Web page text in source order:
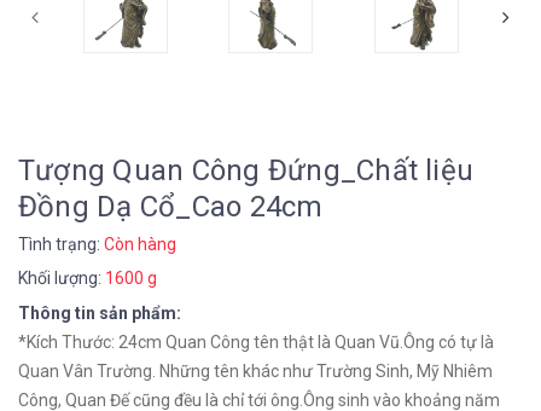
Tượng Quan Công Đứng_Chất liệu
Đồng Dạ Cổ_Cao 24cm
Tình trạng: Còn hàng
Khối lượng: 1600 g
Thông tin sản phẩm:
*Kích Thước: 24cm Quan Công tên thật là Quan Vũ.Ông có tự là
Quan Vân Trường. Những tên khác như Trường Sinh, Mỹ Nhiêm
Công, Quan Đế cũng đều là chỉ tới ông.Ông sinh vào khoảng năm